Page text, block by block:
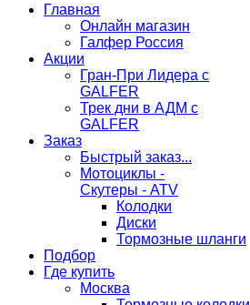
Главная
Онлайн магазин
Галфер Россия
Акции
Гран-При Лидера c
GALFER
Трек дни в АДМ с
GALFER
Заказ
Быстрый заказ...
Мотоциклы -
Скутеры - ATV
Колодки
Диски
Тормозные шланги
Подбор
Где купить
Москва